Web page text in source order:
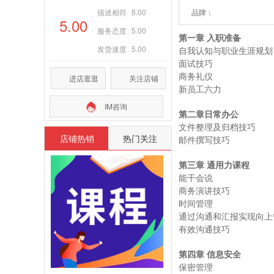
品牌：
第一章 入职准备
自我认知与职业生涯规划
面试技巧
商务礼仪
新员工六力
第二章日常办公
文件整理及归档技巧
邮件撰写技巧
第三章 通用力课程
能干会说
商务演讲技巧
时间管理
通过沟通和汇报实现向
有效沟通技巧
第四章 信息安全
保密管理
5.00
描述相符 5.00
服务态度 5.00
发货速度 5.00
进店逛逛 关注店铺
IM咨询
店铺热销 热门关注